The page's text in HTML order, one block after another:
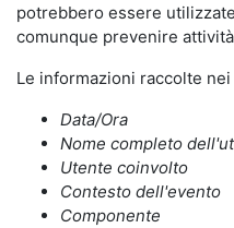
potrebbero essere
comunque prevenire
Le informazioni raccolte
Data/Ora
Nome completo
Utente coinvolto
Contesto dell'evento
Componente